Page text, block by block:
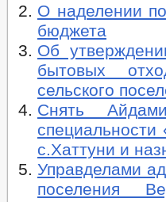
О наделении
бюджета
Об
бытовых
сельского
Снять
специальности
с.Хаттуни и
Управделами
поселения